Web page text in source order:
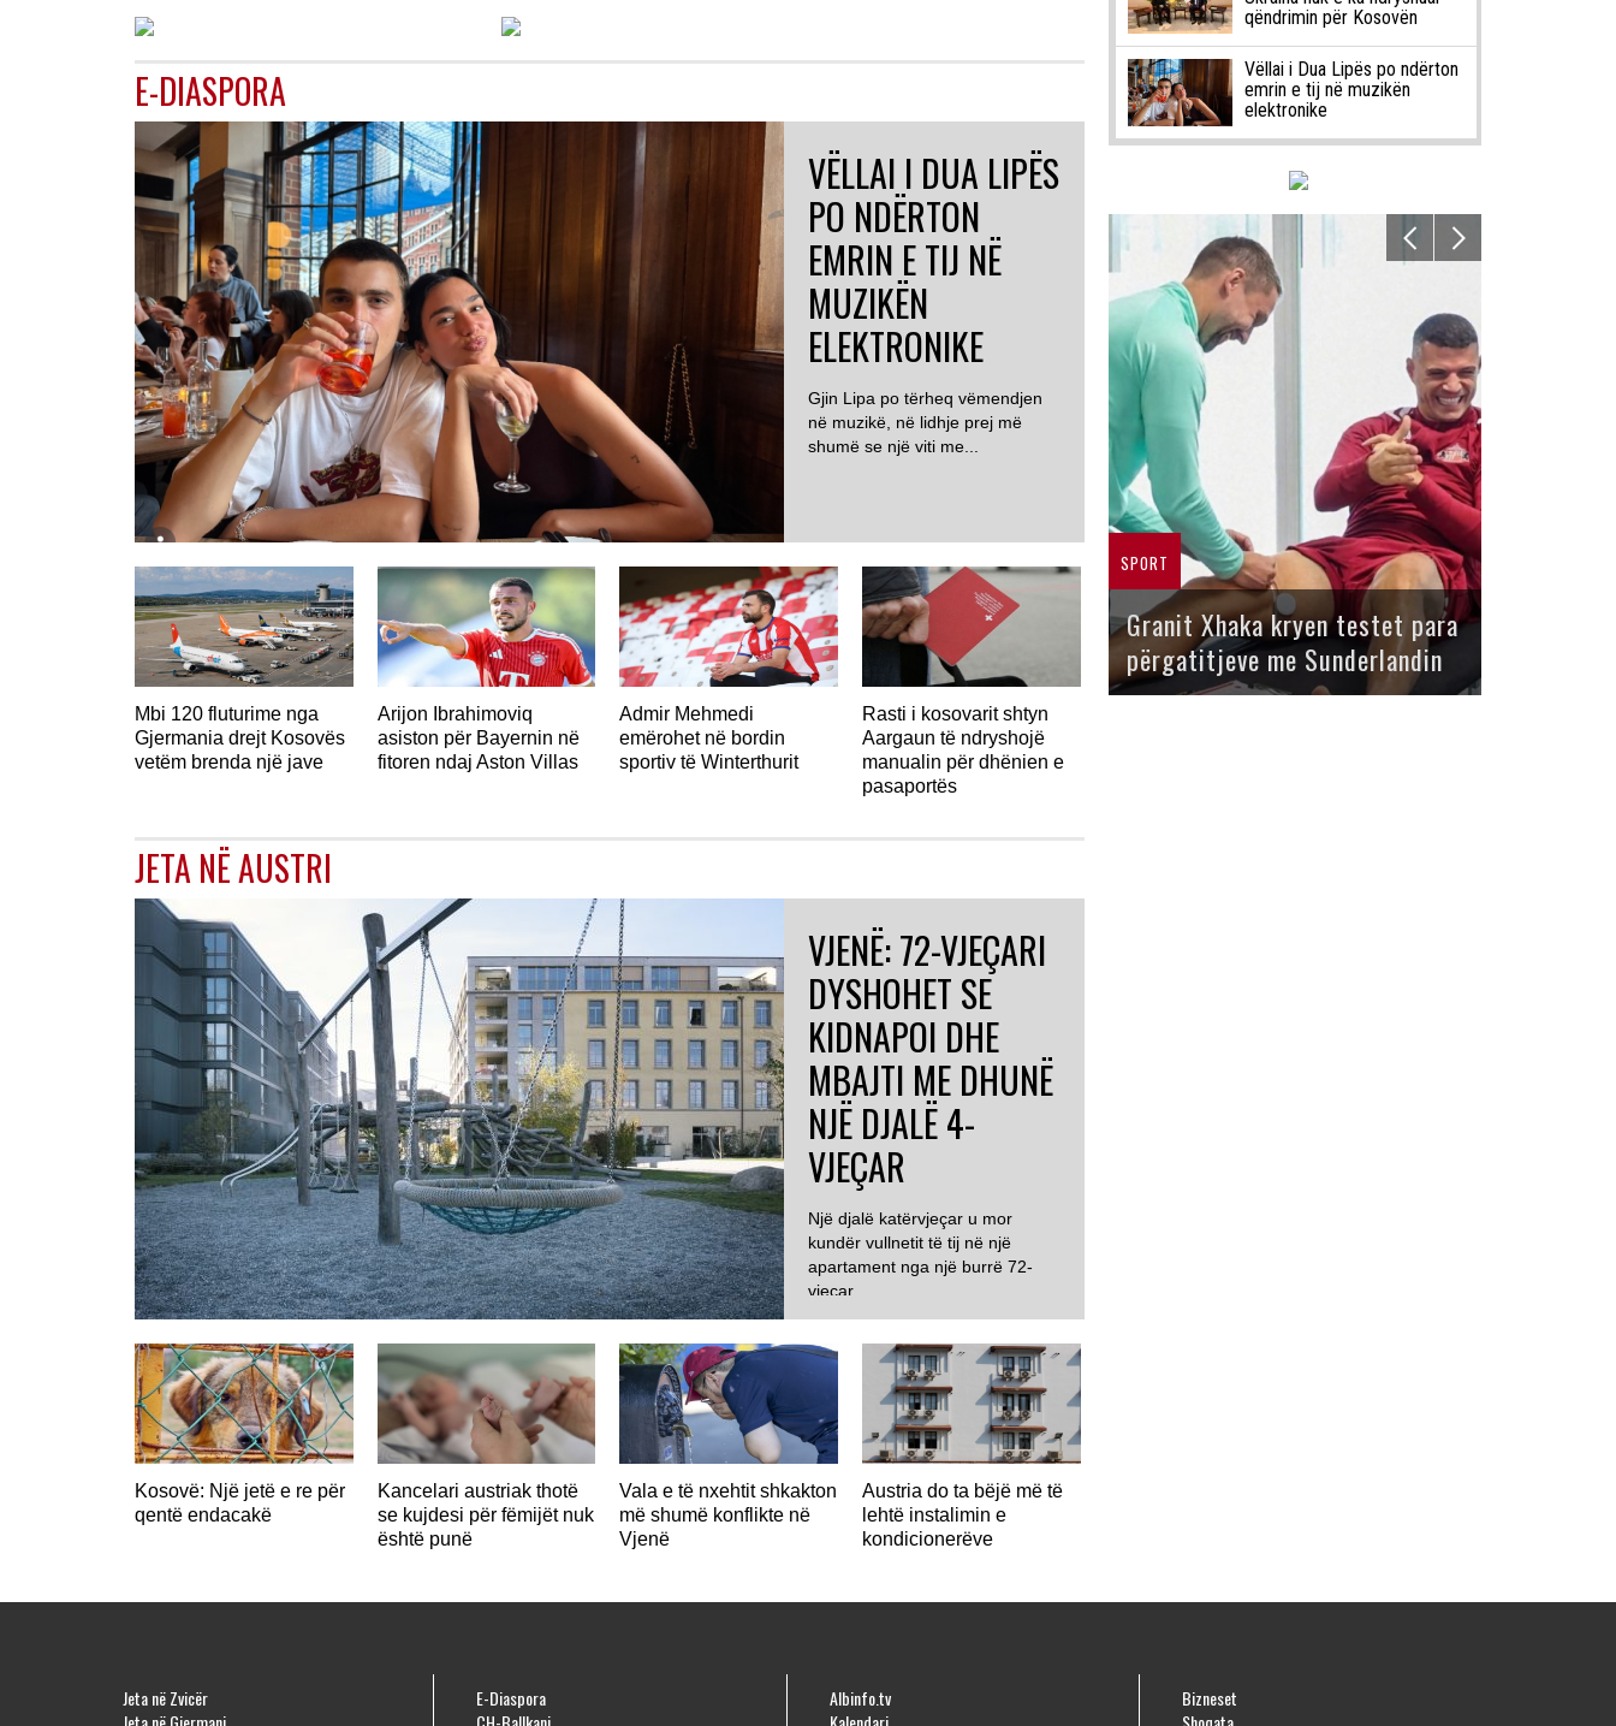
E-DIASPORA
VËLLAI I DUA LIPËS
PO NDËRTON
EMRIN E TIJ NË
MUZIKËN
ELEKTRONIKE
Gjin Lipa po tërheq vëmendjen
në muzikë, në lidhje prej më
shumë se një viti me...
GJERMANI
Mbi 120 fluturime nga
Gjermania drejt Kosovës
vetëm brenda një jave
Arijon Ibrahimoviq
asiston për Bayernin në
fitoren ndaj Aston Villas
ZVICËR
Admir Mehmedi
emërohet në bordin
sportiv të Winterthurit
Rasti i kosovarit shtyn
Aargaun të ndryshojë
manualin për dhënien e
pasaportës
JETA NË AUSTRI
VJENË: 72-VJEÇARI
DYSHOHET SE
KIDNAPOI DHE
MBAJTI ME DHUNË
NJË DJALË 4-
VJEÇAR
Një djalë katërvjeçar u mor
kundër vullnetit të tij në një
apartament nga një burrë 72-
vjeçar...
Kosovë: Një jetë e re për
qentë endacakë
Kancelari austriak thotë
se kujdesi për fëmijët nuk
është punë
Vala e të nxehtit shkakton
më shumë konflikte në
Vjenë
Austria do ta bëjë më të
lehtë instalimin e
kondicionerëve
qëndrimin për Kosovën
Vëllai i Dua Lipës po ndërton
emrin e tij në muzikën
elektronike
SPORT
Granit Xhaka kryen testet para
përgatitjeve me Sunderlandin
Jeta në Zvicër
E-Diaspora
Albinfo.tv
Bizneset